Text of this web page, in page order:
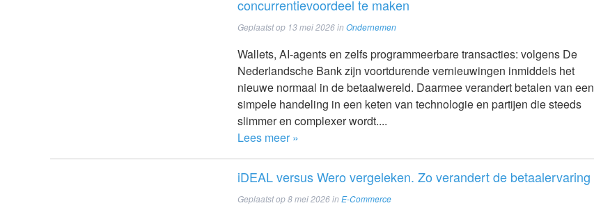
concurrentievoordeel te maken
Geplaatst op 13 mei 2026in Ondernemen
Wallets, AI-agents en zelfs programmeerbare transacties: volgens De
Nederlandsche Bank zijn voortdurende vernieuwingen inmiddels het
nieuwe normaal in de betaalwereld. Daarmee verandert betalen van een
simpele handeling in een keten van technologie en partijen die steeds
slimmer en complexer wordt....
Lees meer »
iDEAL versus Wero vergeleken. Zo verandert de betaalervaring
Geplaatst op8 mei 2026in E-Commerce